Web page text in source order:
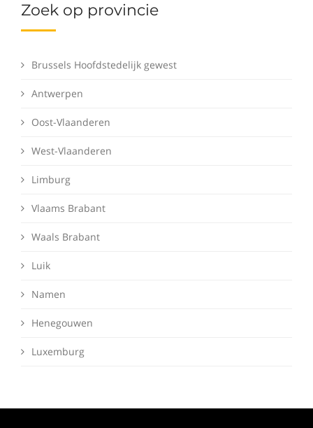
Zoek op provincie
Brussels Hoofdstedelijk gewest
Antwerpen
Oost-Vlaanderen
West-Vlaanderen
Limburg
Vlaams Brabant
Waals Brabant
Luik
Namen
Henegouwen
Luxemburg